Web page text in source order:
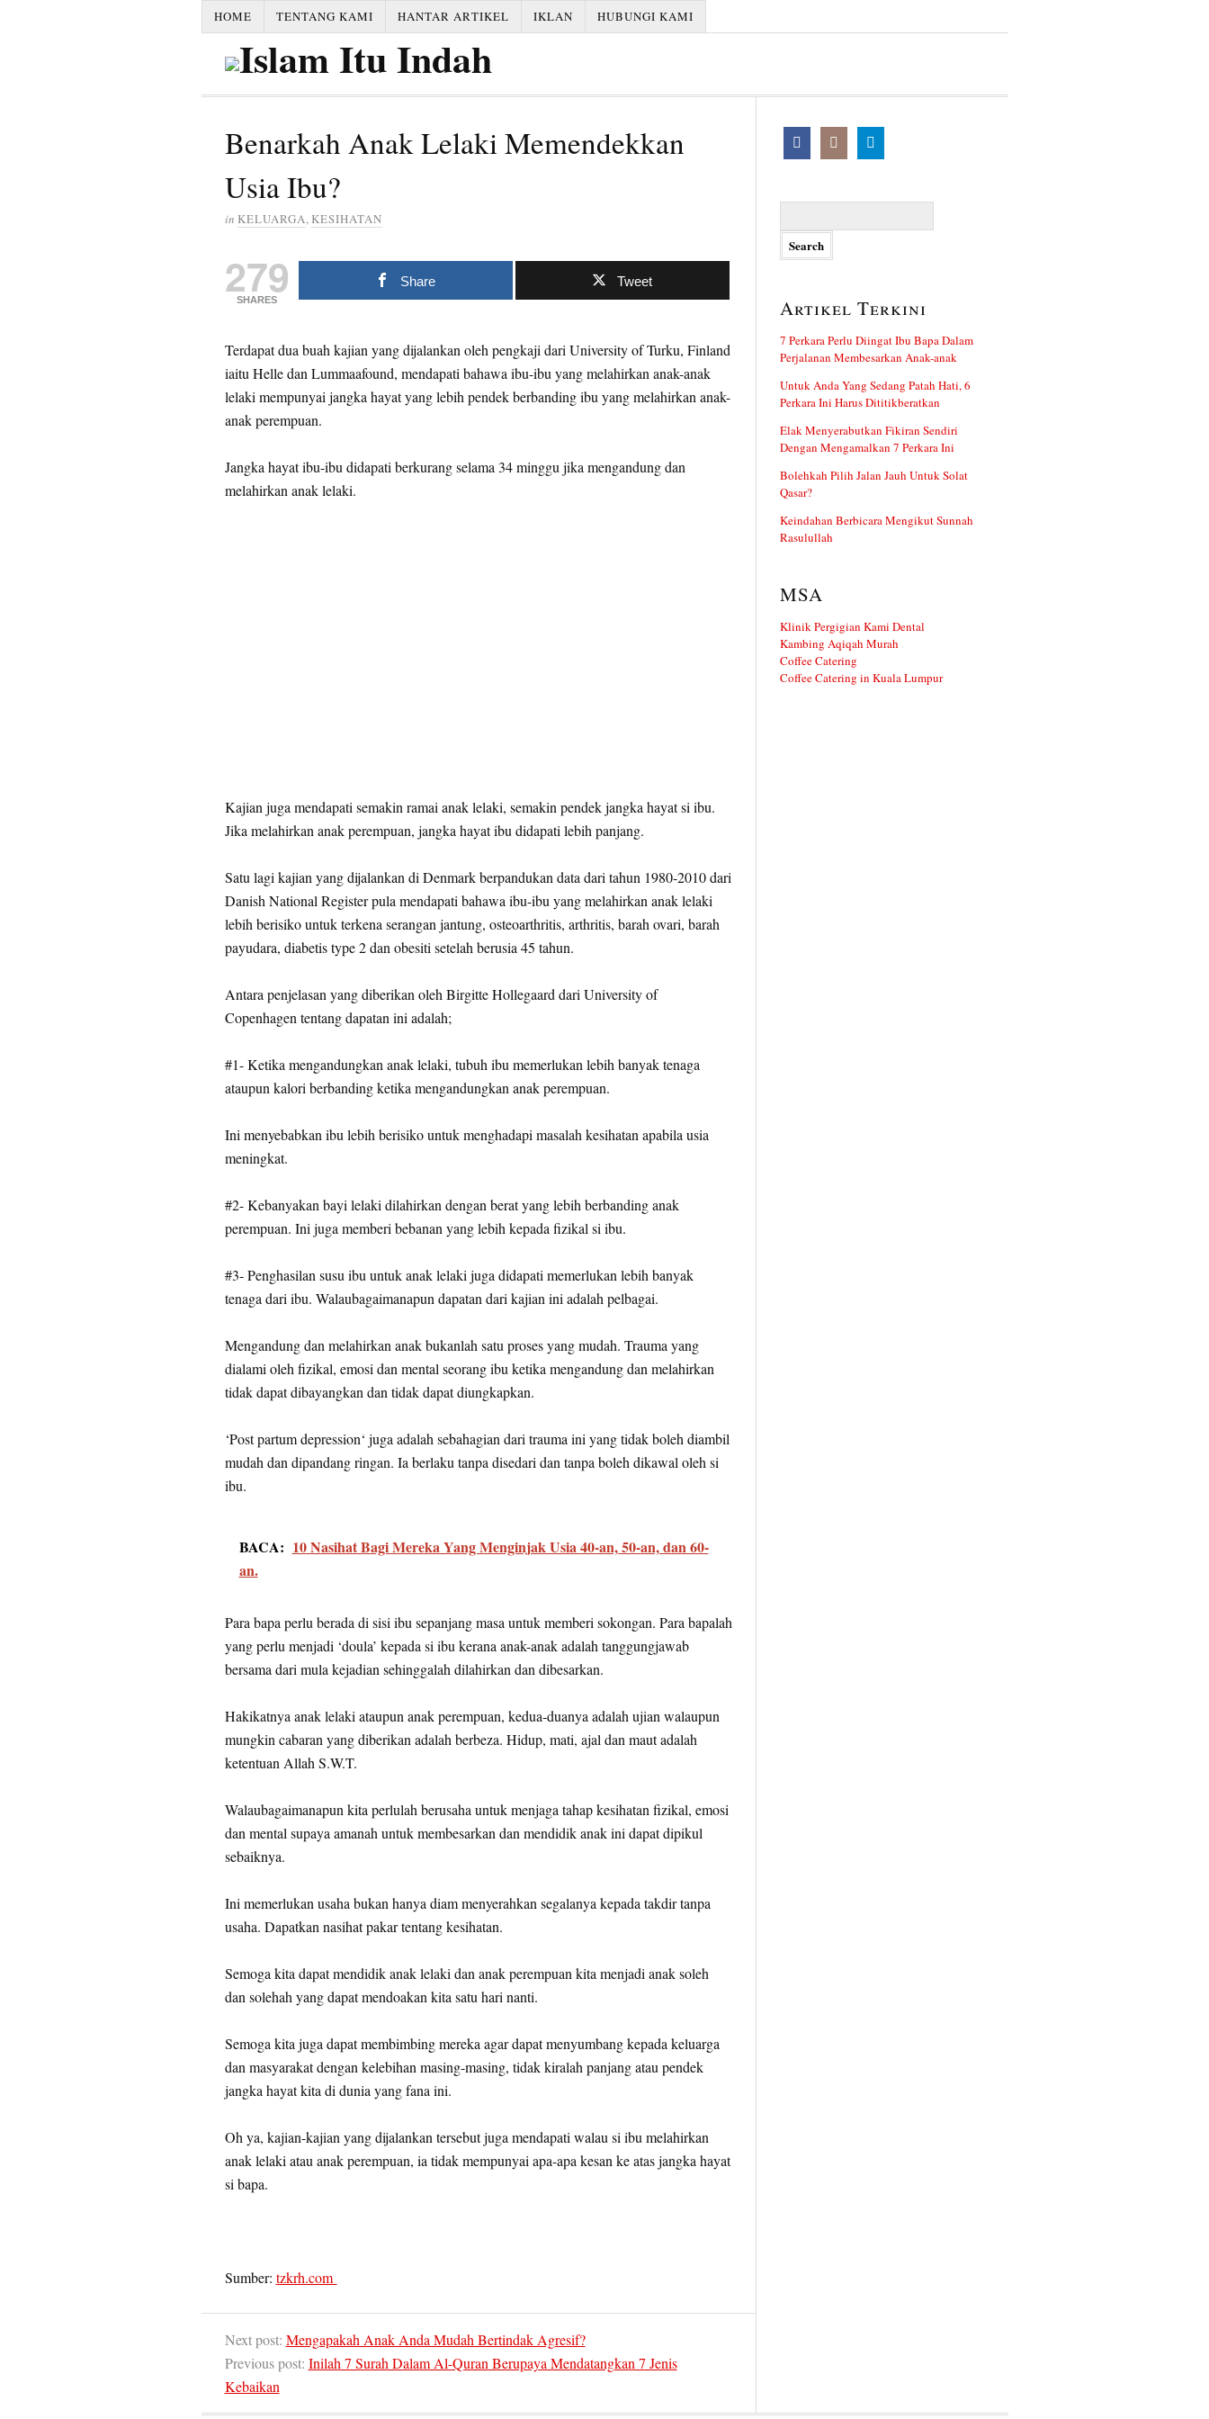
HOME TENTANG KAMI HANTAR ARTIKEL IKLAN HUBUNGI KAMI
Benarkah Anak Lelaki Memendekkan
Usia Ibu?
in KELUARGA, KESIHATAN
279
SHARES
Share Tweet
Terdapat dua buah kajian yang dijalankan oleh pengkaji dari University of Turku, Finland
iaitu Helle dan Lummaafound, mendapati bahawa ibu-ibu yang melahirkan anak-anak
lelaki mempunyai jangka hayat yang lebih pendek berbanding ibu yang melahirkan anak-
anak perempuan.
Jangka hayat ibu-ibu didapati berkurang selama 34 minggu jika mengandung dan
melahirkan anak lelaki.
Kajian juga mendapati semakin ramai anak lelaki, semakin pendek jangka hayat si ibu.
Jika melahirkan anak perempuan, jangka hayat ibu didapati lebih panjang.
Satu lagi kajian yang dijalankan di Denmark berpandukan data dari tahun 1980-2010 dari
Danish National Register pula mendapati bahawa ibu-ibu yang melahirkan anak lelaki
lebih berisiko untuk terkena serangan jantung, osteoarthritis, arthritis, barah ovari, barah
payudara, diabetis type 2 dan obesiti setelah berusia 45 tahun.
Antara penjelasan yang diberikan oleh Birgitte Hollegaard dari University of
Copenhagen tentang dapatan ini adalah;
#1- Ketika mengandungkan anak lelaki, tubuh ibu memerlukan lebih banyak tenaga
ataupun kalori berbanding ketika mengandungkan anak perempuan.
Ini menyebabkan ibu lebih berisiko untuk menghadapi masalah kesihatan apabila usia
meningkat.
#2- Kebanyakan bayi lelaki dilahirkan dengan berat yang lebih berbanding anak
perempuan. Ini juga memberi bebanan yang lebih kepada fizikal si ibu.
#3- Penghasilan susu ibu untuk anak lelaki juga didapati memerlukan lebih banyak
tenaga dari ibu. Walaubagaimanapun dapatan dari kajian ini adalah pelbagai.
Mengandung dan melahirkan anak bukanlah satu proses yang mudah. Trauma yang
dialami oleh fizikal, emosi dan mental seorang ibu ketika mengandung dan melahirkan
tidak dapat dibayangkan dan tidak dapat diungkapkan.
‘Post partum depression‘ juga adalah sebahagian dari trauma ini yang tidak boleh diambil
mudah dan dipandang ringan. Ia berlaku tanpa disedari dan tanpa boleh dikawal oleh si
ibu.
BACA: 10 Nasihat Bagi Mereka Yang Menginjak Usia 40-an, 50-an, dan 60-
an.
Para bapa perlu berada di sisi ibu sepanjang masa untuk memberi sokongan. Para bapalah
yang perlu menjadi ‘doula’ kepada si ibu kerana anak-anak adalah tanggungjawab
bersama dari mula kejadian sehinggalah dilahirkan dan dibesarkan.
Hakikatnya anak lelaki ataupun anak perempuan, kedua-duanya adalah ujian walaupun
mungkin cabaran yang diberikan adalah berbeza. Hidup, mati, ajal dan maut adalah
ketentuan Allah S.W.T.
Walaubagaimanapun kita perlulah berusaha untuk menjaga tahap kesihatan fizikal, emosi
dan mental supaya amanah untuk membesarkan dan mendidik anak ini dapat dipikul
sebaiknya.
Ini memerlukan usaha bukan hanya diam menyerahkan segalanya kepada takdir tanpa
usaha. Dapatkan nasihat pakar tentang kesihatan.
Semoga kita dapat mendidik anak lelaki dan anak perempuan kita menjadi anak soleh
dan solehah yang dapat mendoakan kita satu hari nanti.
Semoga kita juga dapat membimbing mereka agar dapat menyumbang kepada keluarga
dan masyarakat dengan kelebihan masing-masing, tidak kiralah panjang atau pendek
jangka hayat kita di dunia yang fana ini.
Oh ya, kajian-kajian yang dijalankan tersebut juga mendapati walau si ibu melahirkan
anak lelaki atau anak perempuan, ia tidak mempunyai apa-apa kesan ke atas jangka hayat
si bapa.
Sumber: tzkrh.com
Next post: Mengapakah Anak Anda Mudah Bertindak Agresif?
Previous post: Inilah 7 Surah Dalam Al-Quran Berupaya Mendatangkan 7 Jenis
Kebaikan
Artikel Terkini
7 Perkara Perlu Diingat Ibu Bapa Dalam
Perjalanan Membesarkan Anak-anak
Untuk Anda Yang Sedang Patah Hati, 6
Perkara Ini Harus Dititikberatkan
Elak Menyerabutkan Fikiran Sendiri
Dengan Mengamalkan 7 Perkara Ini
Bolehkah Pilih Jalan Jauh Untuk Solat
Qasar?
Keindahan Berbicara Mengikut Sunnah
Rasulullah
MSA
Klinik Pergigian Kami Dental
Kambing Aqiqah Murah
Coffee Catering
Coffee Catering in Kuala Lumpur